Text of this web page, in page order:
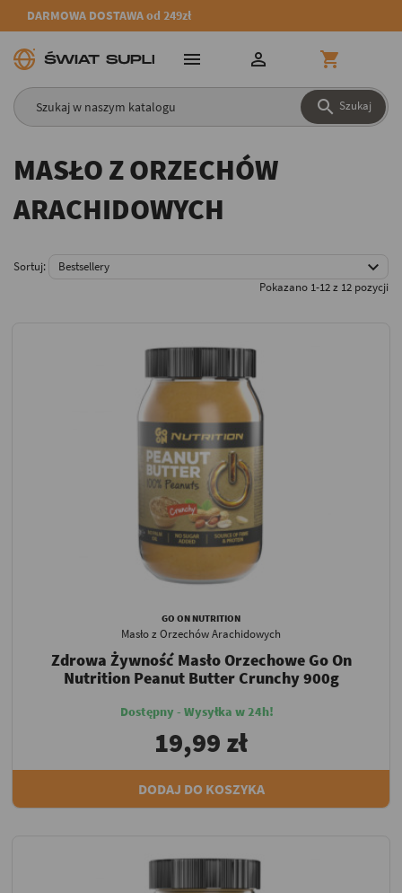
DARMOWA DOSTAWA od 249zł
 Szukaj
  
MASŁO Z ORZECHÓW
ARACHIDOWYCH
Sortuj: Bestsellery 
Pokazano 1-12 z 12 pozycji
GO ON NUTRITION
Masło z Orzechów Arachidowych
Zdrowa Żywność Masło Orzechowe Go On
Nutrition Peanut Butter Crunchy 900g
Dostępny - Wysyłka w 24h!
19,99 zł
DODAJ DO KOSZYKA